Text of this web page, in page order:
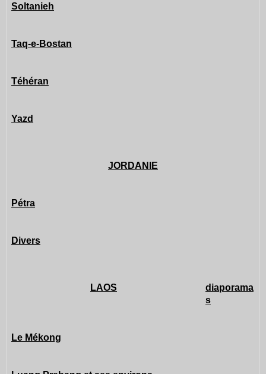
Soltanieh
Taq-e-Bostan
Téhéran
Yazd
JORDANIE
Pétra
Divers
LAOS
diaporama
s
Le Mékong